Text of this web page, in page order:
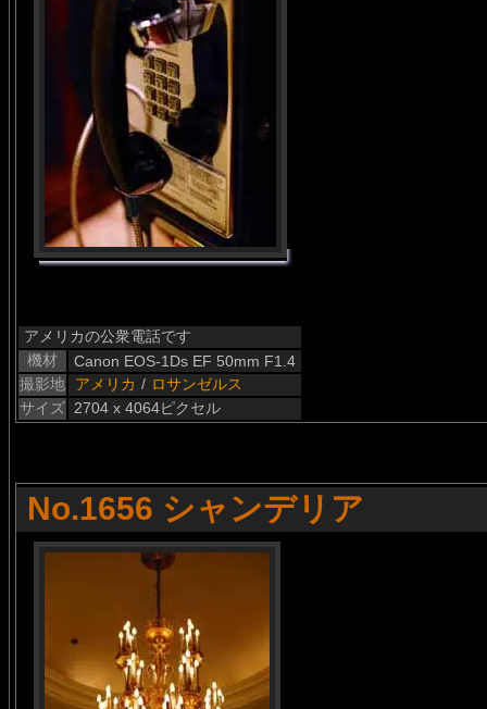
アメリカの公衆電話です
機材
Canon EOS-1Ds EF 50mm F1.4
撮影地
アメリカ / ロサンゼルス
サイズ 2704 x 4064ピクセル
No.1656 シャンデリア